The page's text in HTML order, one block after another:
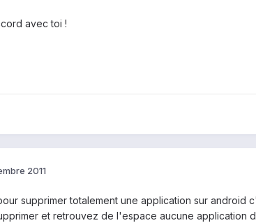
avec toi !
2011
supprimer totalement une application sur android
et retrouvez de l'espace aucune application